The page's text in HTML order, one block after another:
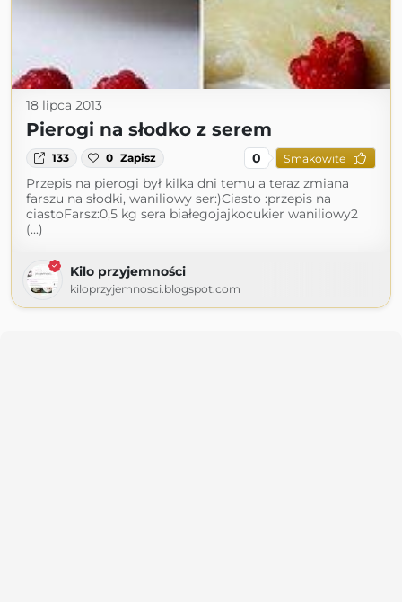
18 lipca 2013
Pierogi na słodko z serem
133 0 Zapisz 0 Smakowite
Przepis na pierogi był kilka dni temu a teraz zmiana
farszu na słodki, waniliowy ser:)Ciasto :przepis na
ciastoFarsz:0,5 kg sera białegojajkocukier waniliowy2
(...)
Kilo przyjemności
kiloprzyjemnosci.blogspot.com